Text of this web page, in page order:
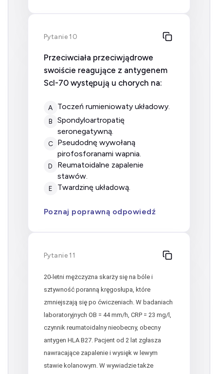
Pytanie 10
Przeciwciała przeciwjądrowe
swoiście reagujące z antygenem
Scl-70 występują u chorych na:
A Toczeń rumieniowaty układowy.
B
Spondyloartropatię
seronegatywną.
C
Pseudodnę wywołaną
pirofosforanami wapnia.
D
Reumatoidalne zapalenie
stawów.
E Twardzinę układową.
Poznaj poprawną odpowiedź
Pytanie 11
20-letni mężczyzna skarży się na bóle i
sztywność poranną kręgosłupa, które
zmniejszają się po ćwiczeniach. W badaniach
laboratoryjnych OB = 44 mm/h, CRP = 23 mg/l,
czynnik reumatoidalny nieobecny, obecny
antygen HLA B27. Pacjent od 2 lat zgłasza
nawracające zapalenie i wysięk w lewym
stawie kolanowym. W wywiadzie także